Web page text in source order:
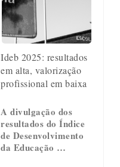
Ideb 2025: resultados
em alta, valorização
profissional em baixa
A divulgação dos
resultados do Índice
de Desenvolvimento
da Educação …